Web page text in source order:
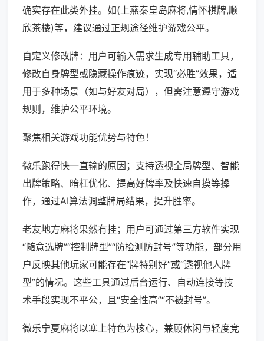
确实存在此类外挂。如(上燕秦皇岛麻将,情怀棋牌,顺
欣茶楼)等，建议通过正规途径维护游戏公平。
自定义修改牌：用户可输入需求生成专用辅助工具，
修改自身牌型或隐藏操作痕迹，实现“必胜”效果，适
用于多种场景（如与好友对局），但需注意遵守游戏
规则，维护公平环境。
聚焦相关游戏功能优势与特色！
微乐跑得快一直输的原因；支持透视全局牌型、智能
出牌策略、暗杠优化、提高好牌率及快速自摸等操
作，通过AI算法调整牌局结果，提升胜率。
老友地方麻将果然有挂；用户可通过第三方软件实现
“随意选牌”“控制牌型”“防检测防封号”等功能，部分用
户反映其他玩家可能存在“牌特别好”或“透视他人牌
型”的情况。这些工具通过后台运行、自动连接等技
术手段实现不平公，且“安全性高”“不被封号”。
微乐宁夏麻将以塞上特色为核心，兼顾休闲与轻度竞